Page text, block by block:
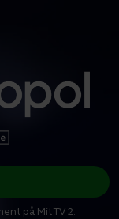
på Mit TV 2.